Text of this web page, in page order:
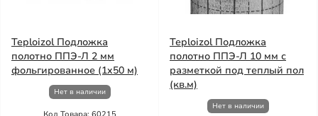
Teploizol Подложка
полотно ППЭ-Л 2 мм
фольгированное (1x50 м)
Нет в наличии
Teploizol Подложка
полотно ППЭ-Л 10 мм с
разметкой под теплый пол
(кв.м)
Нет в наличии